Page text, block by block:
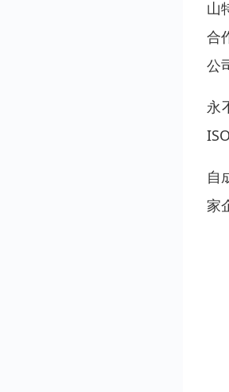
山
合
公
永
自
家